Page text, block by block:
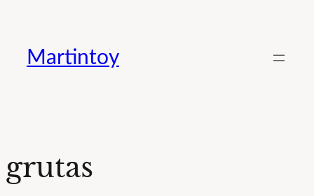
contenido
Martintoy
grutas